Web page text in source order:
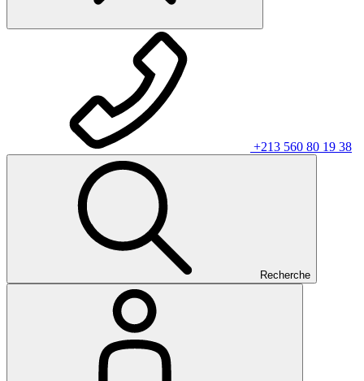
+213 560 80 19 38
Recherche